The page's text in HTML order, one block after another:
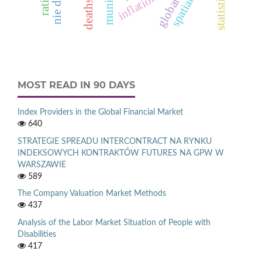
MOST READ IN 90 DAYS
Index Providers in the Global Financial Market
640
STRATEGIE SPREADU INTERCONTRACT NA RYNKU
INDEKSOWYCH KONTRAKTÓW FUTURES NA GPW W
WARSZAWIE
589
The Company Valuation Market Methods
437
Analysis of the Labor Market Situation of People with
Disabilities
417